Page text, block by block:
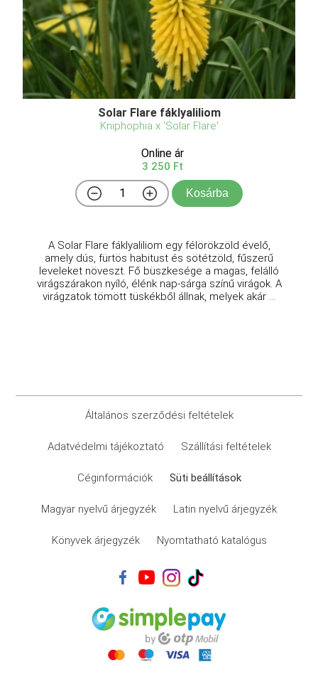
Solar Flare fáklyaliliom
Kniphophia x 'Solar Flare'
Online ár
3 250 Ft
Kosárba
A Solar Flare fáklyaliliom egy félörökzöld évelő,
amely dús, fürtös habitust és sötétzöld, fűszerű
leveleket növeszt. Fő büszkesége a magas, felálló
virágszárakon nyíló, élénk nap-sárga színű virágok. A
virágzatok tömött tüskékből állnak, melyek akár ...
Általános szerződési feltételek
Adatvédelmi tájékoztató Szállítási feltételek
Céginformációk Süti beállítások
Magyar nyelvű árjegyzék Latin nyelvű árjegyzék
Könyvek árjegyzék Nyomtatható katalógus